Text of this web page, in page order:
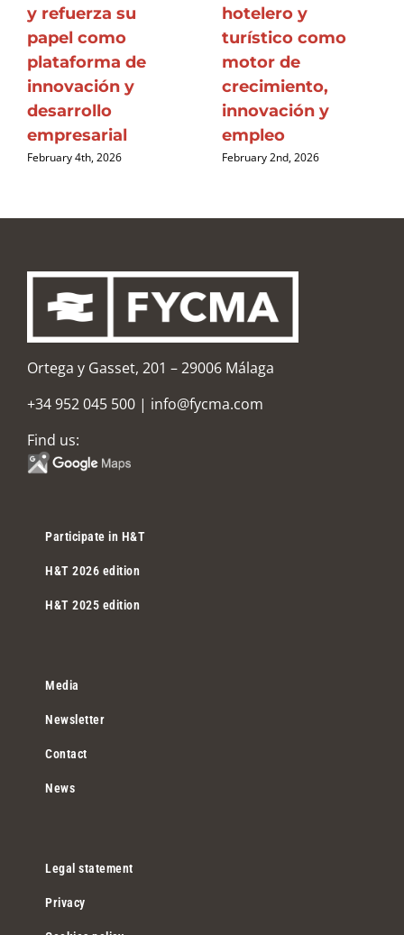
y refuerza su
papel como
plataforma de
innovación y
desarrollo
empresarial
February 4th, 2026
hotelero y
turístico como
motor de
crecimiento,
innovación y
empleo
February 2nd, 2026
Ortega y Gasset, 201 – 29006 Málaga
+34 952 045 500 | info@fycma.com
Find us:
Participate in H&T
H&T 2026 edition
H&T 2025 edition
Media
Newsletter
Contact
News
Legal statement
Privacy